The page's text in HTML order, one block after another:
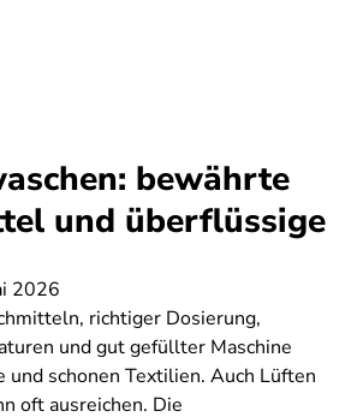
bewährte
und überflüssige
2026
richtiger Dosierung,
und gut gefüllter Maschine
und schonen Textilien. Auch Lüften
oft ausreichen. Die